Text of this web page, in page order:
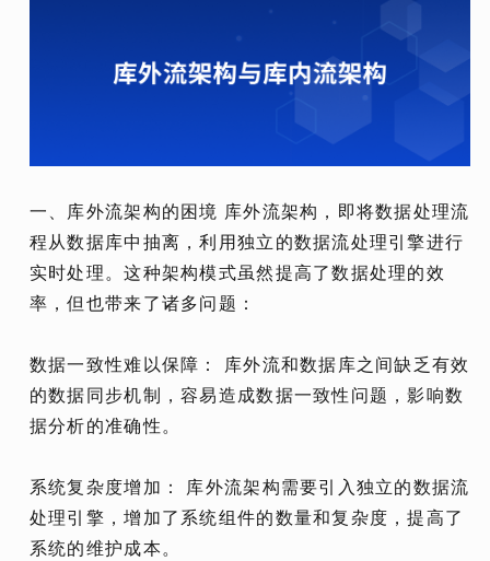
一、库外流架构的困境 库外流架构，即将数据处理流
程从数据库中抽离，利用独立的数据流处理引擎进行
实时处理。这种架构模式虽然提高了数据处理的效
率，但也带来了诸多问题：
数据一致性难以保障： 库外流和数据库之间缺乏有效
的数据同步机制，容易造成数据一致性问题，影响数
据分析的准确性。
系统复杂度增加： 库外流架构需要引入独立的数据流
处理引擎，增加了系统组件的数量和复杂度，提高了
系统的维护成本。